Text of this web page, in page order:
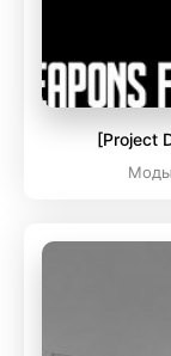
[Project